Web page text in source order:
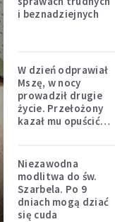
i beznadziejnych
W dzień odprawiał
Mszę, w nocy
prowadził drugie
życie. Przełożony
kazał mu opuścić
Niezawodna
modlitwa do św.
Szarbela. Po 9
dniach mogą dziać
się cuda